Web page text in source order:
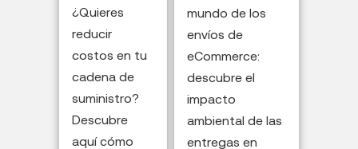
¿Quieres
reducir
costos en tu
cadena de
suministro?
Descubre
aquí cómo
mundo de los
envíos de
eCommerce:
descubre el
impacto
ambiental de las
entregas en